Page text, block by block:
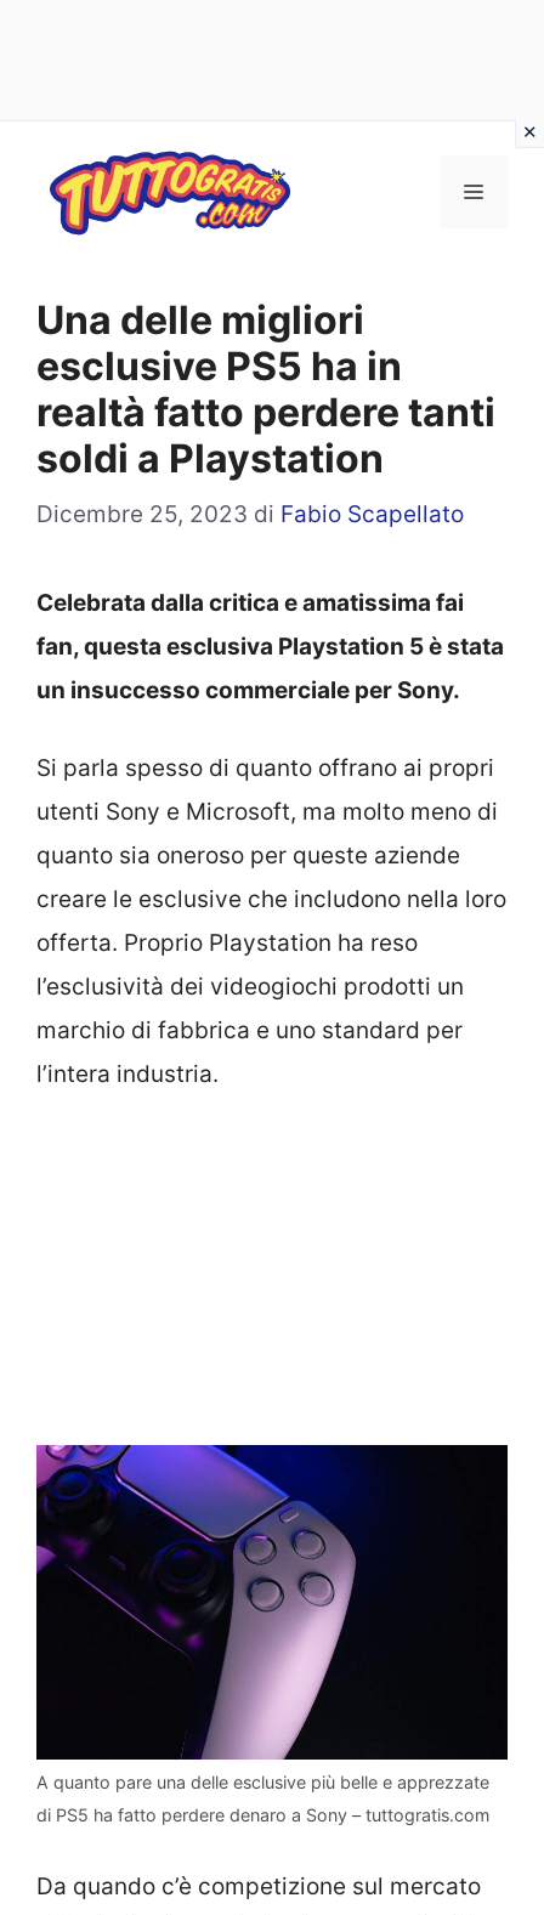
contenuto
Menu
Una delle migliori
esclusive PS5 ha in
realtà fatto perdere tanti
soldi a Playstation
Dicembre 25, 2023 di Fabio Scapellato
Celebrata dalla critica e amatissima fai
fan, questa esclusiva Playstation 5 è stata
un insuccesso commerciale per Sony.
Si parla spesso di quanto offrano ai propri
utenti Sony e Microsoft, ma molto meno di
quanto sia oneroso per queste aziende
creare le esclusive che includono nella loro
offerta. Proprio Playstation ha reso
l’esclusività dei videogiochi prodotti un
marchio di fabbrica e uno standard per
l’intera industria.
A quanto pare una delle esclusive più belle e apprezzate
di PS5 ha fatto perdere denaro a Sony – tuttogratis.com
Da quando c’è competizione sul mercato